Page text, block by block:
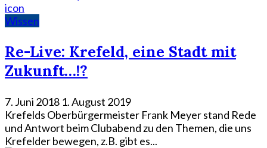
icon
Wissen
Re-Live: Krefeld, eine Stadt mit
Zukunft…!?
7. Juni 2018 1. August 2019
Krefelds Oberbürgermeister Frank Meyer stand Rede
und Antwort beim Clubabend zu den Themen, die uns
Krefelder bewegen, z.B. gibt es...